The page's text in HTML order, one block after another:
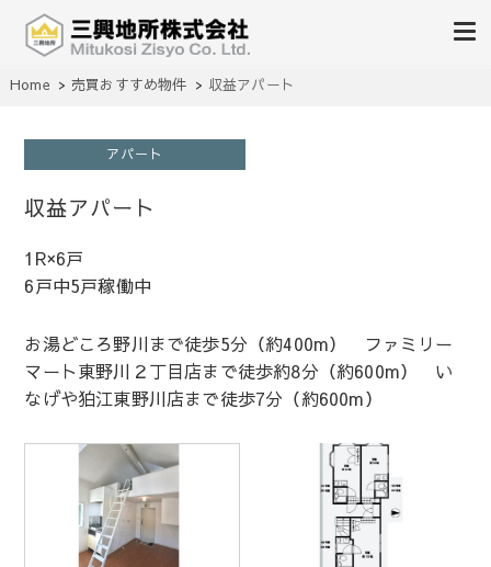
三興地所株式会社
不動産の売買、賃貸、仲介、管理
Home 売買おすすめ物件 収益アパート
アパート
収益アパート
1R×6戸
6戸中5戸稼働中
お湯どころ野川まで徒歩5分（約400m） ファミリー
マート東野川２丁目店まで徒歩約8分（約600m） い
なげや狛江東野川店まで徒歩7分（約600m）